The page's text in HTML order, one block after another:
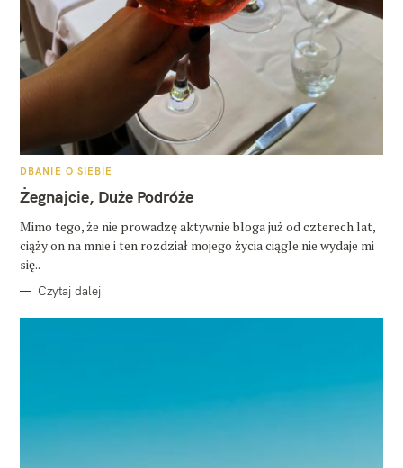
K
T
E
O
R
I
DBANIE O SIEBIE
Żegnajcie, Duże Podróże
Mimo tego, że nie prowadzę aktywnie bloga już od czterech lat,
ciąży on na mnie i ten rozdział mojego życia ciągle nie wydaje mi
się..
Czytaj dalej